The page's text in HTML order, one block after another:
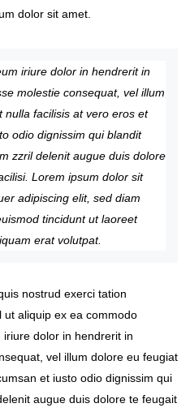
dolor sit amet.
iriure dolor in hendrerit in
molestie consequat, vel illum
nulla facilisis at vero eros et
odio dignissim qui blandit
zzril delenit augue duis dolore
Lorem ipsum dolor sit
adipiscing elit, sed diam
tincidunt ut laoreet
erat volutpat.
nostrud exerci tation
ut aliquip ex ea commodo
dolor in hendrerit in
vel illum dolore eu feugiat
et iusto odio dignissim qui
augue duis dolore te feugait